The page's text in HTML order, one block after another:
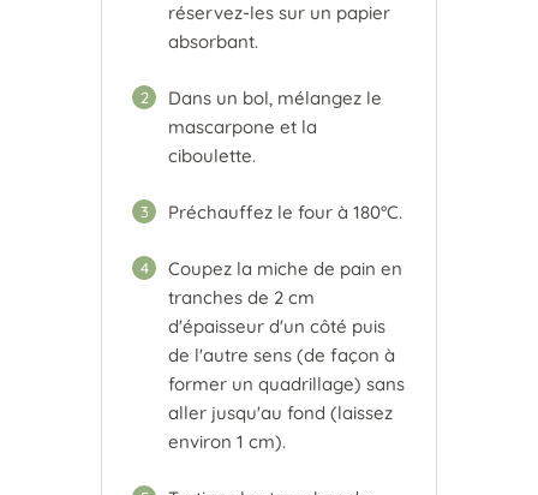
réservez-les sur un papier
absorbant.
2
Dans un bol, mélangez le
mascarpone et la
ciboulette.
3 Préchauffez le four à 180°C.
4
Coupez la miche de pain en
tranches de 2 cm
d'épaisseur d'un côté puis
de l'autre sens (de façon à
former un quadrillage) sans
aller jusqu'au fond (laissez
environ 1 cm).